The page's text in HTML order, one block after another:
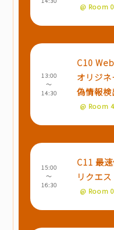
@ Room 0
13:00
～
14:30
C10
オリジ
偽情報
@ Room 4
15:00
～
16:30
C11 最
リクエ
@ Room 0